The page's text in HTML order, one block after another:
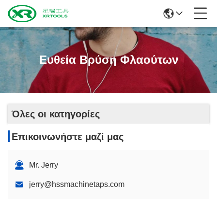
Ευθεία Βρύση Φλαούτων
Όλες οι κατηγορίες
Επικοινωνήστε μαζί μας
Mr. Jerry
jerry@hssmachinetaps.com